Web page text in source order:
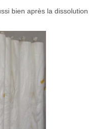
bien après la dissolution